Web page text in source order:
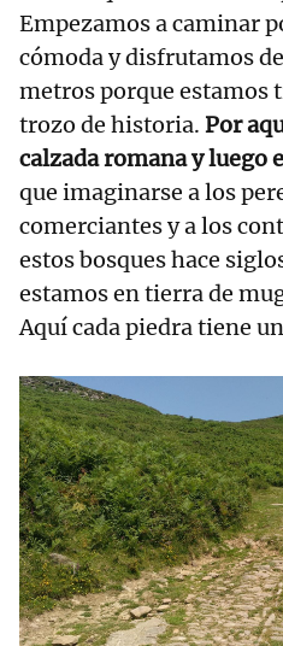
Empezamos a caminar
cómoda y disfrutamos
metros porque estamos
trozo de historia. Por
calzada romana y luego
que imaginarse a los
comerciantes y a los
estos bosques hace
estamos en tierra de
Aquí cada piedra tiene